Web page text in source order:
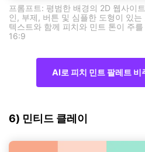
프롬프트: 평범한 배경의 2D 웹사이
인, 부제, 버튼 및 심플한 도형이 있
텍스트와 함께 피치와 민트 톤이 주
16:9
AI로 피치 민트 팔레트 비
6) 민티드 클레이